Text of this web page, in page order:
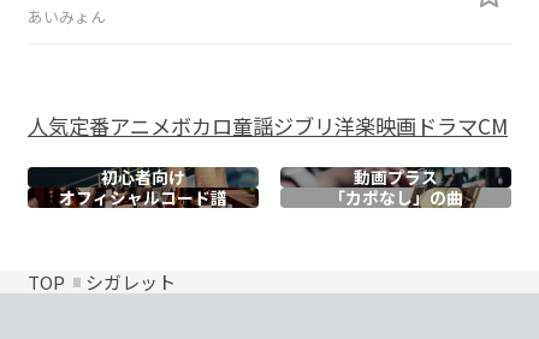
あいみょん
人気定番アニメボカロ童謡ジブリ洋楽映画ドラマCM
初心者向け
動画プラス
オフィシャルコード譜 「カポなし」の曲
TOP シガレット